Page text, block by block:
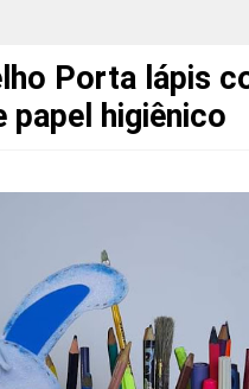
Porta lápis
papel higiênico